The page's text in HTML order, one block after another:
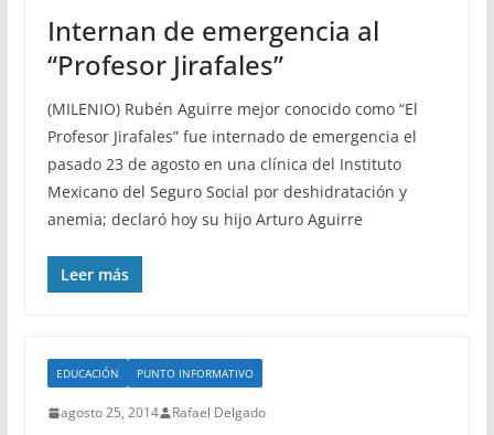
Internan de emergencia al
“Profesor Jirafales”
(MILENIO) Rubén Aguirre mejor conocido como “El
Profesor Jirafales” fue internado de emergencia el
pasado 23 de agosto en una clínica del Instituto
Mexicano del Seguro Social por deshidratación y
anemia; declaró hoy su hijo Arturo Aguirre
Leer más
EDUCACIÓN PUNTO INFORMATIVO
agosto 25, 2014 Rafael Delgado